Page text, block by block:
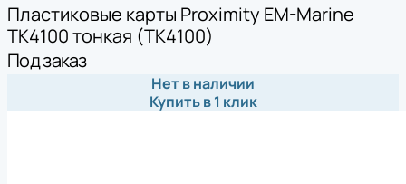
Пластиковые карты Proximity EM-Marine
TK4100 тонкая (TK4100)
Под заказ
Нет в наличии
Купить в 1 клик